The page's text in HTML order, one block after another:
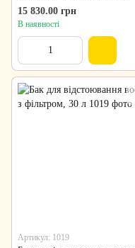
металу - 0,8)
15 830.00 грн
В наявності
Артикул: 1019